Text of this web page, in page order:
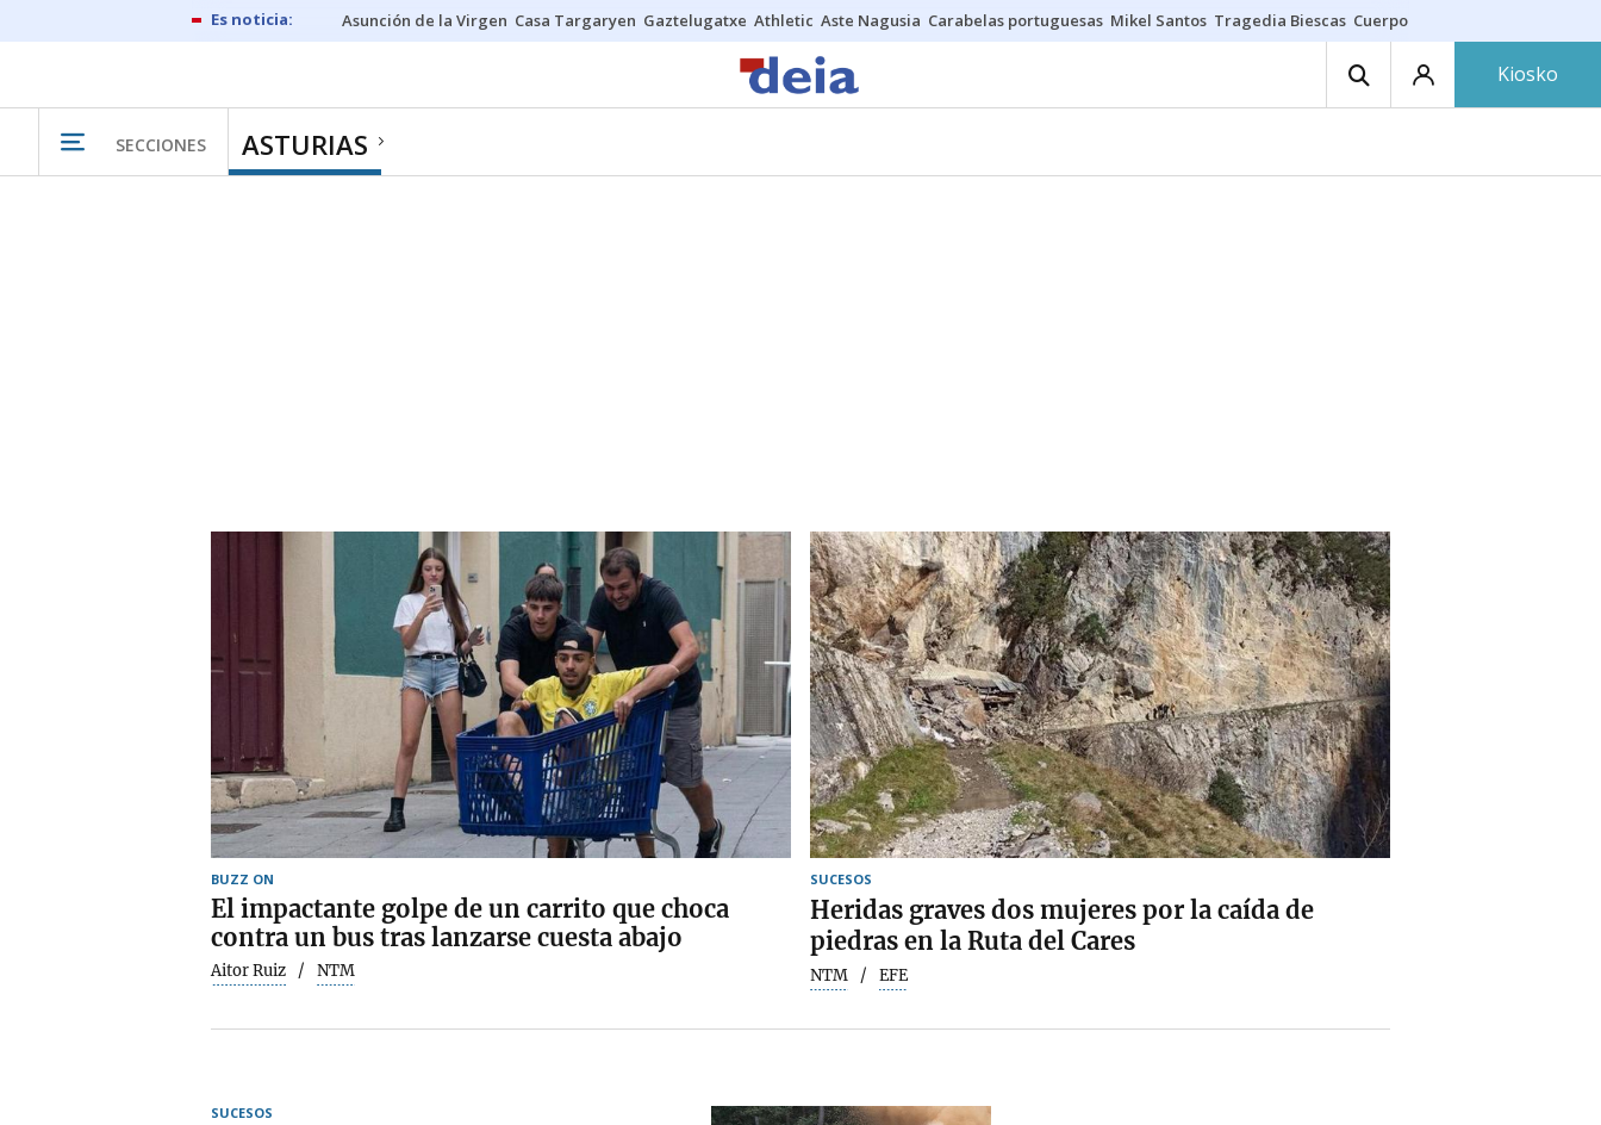
Asunción de la Virgen Casa Targaryen Gaztelugatxe Athletic Aste Nagusia Carabelas portuguesas Mikel Santos Tragedia Biescas Cuerpo ría
Kiosko
SECCIONES ASTURIAS
BUZZ ON
El impactante golpe de un carrito que choca
contra un bus tras lanzarse cuesta abajo
Aitor Ruiz NTM
SUCESOS
Heridas graves dos mujeres por la caída de
piedras en la Ruta del Cares
NTM EFE
SUCESOS